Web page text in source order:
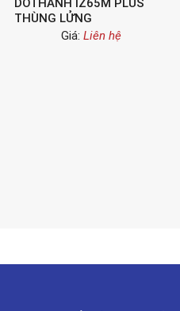
DOTHANH IZ65M PLUS
THÙNG LỬNG
Giá: Liên hệ